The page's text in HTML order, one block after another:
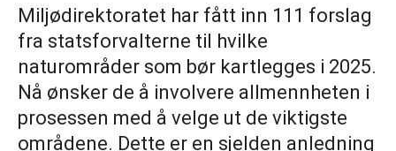
Miljødirektoratet har fått inn 111 forslag
fra statsforvalterne til hvilke
naturområder som bør kartlegges i 2025.
Nå ønsker de å involvere allmennheten i
prosessen med å velge ut de viktigste
områdene. Dette er en sjelden anledning